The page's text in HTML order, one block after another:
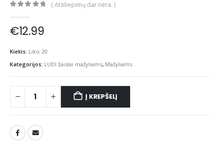
( Atsiliepimų dar nėra. )
€12.99
Kiekis: Liko 20
Kategorijos: LUDI žaislai mažyliams, Mažyliams
Į KREPŠELĮ